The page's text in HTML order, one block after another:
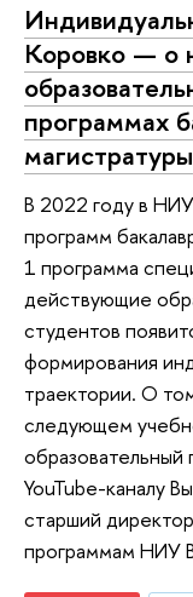
Коровко — о
программах
магистратуры
В 2022 году в
программ
1 программа
действующие
студентов
формирования
траектории. О
следующем
YouTube-каналу
старший
программам НИУ